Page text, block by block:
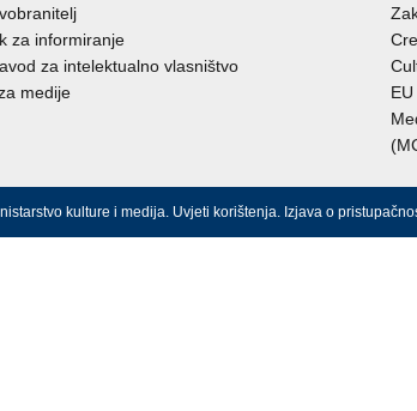
za informiranje
za intelektualno vlasništvo
medije
kulture i medija. Uvjeti korištenja. Izjava o